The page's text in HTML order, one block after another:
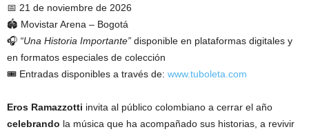
📅 21 de noviembre de 2026
🏟 Movistar Arena – Bogotá
🎧 “Una Historia Importante” disponible en plataformas digitales y
en formatos especiales de colección
🎟 Entradas disponibles a través de: www.tuboleta.com
Eros Ramazzotti invita al público colombiano a cerrar el año
celebrando la música que ha acompañado sus historias, a revivir